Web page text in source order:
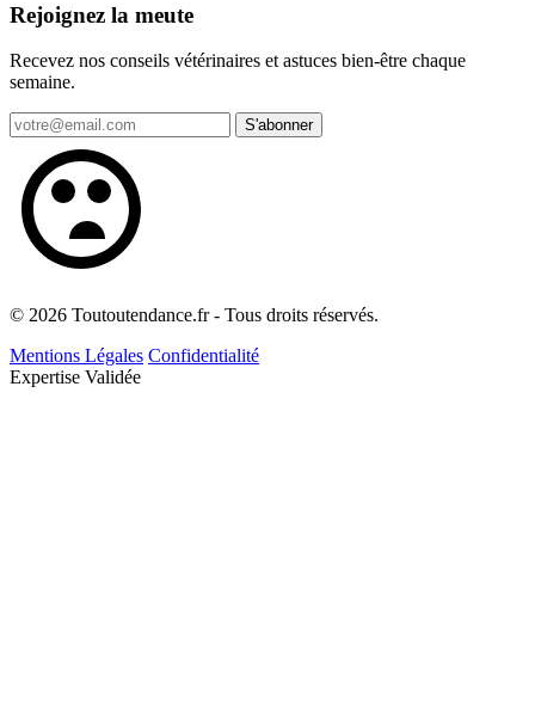
Rejoignez la meute
Recevez nos conseils vétérinaires et astuces bien-être chaque
semaine.
S'abonner
© 2026 Toutoutendance.fr - Tous droits réservés.
Mentions Légales Confidentialité
Expertise Validée